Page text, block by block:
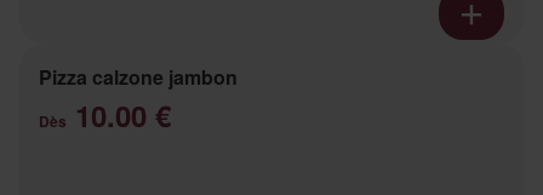
Pizza calzone jambon
Dès 10.00 €